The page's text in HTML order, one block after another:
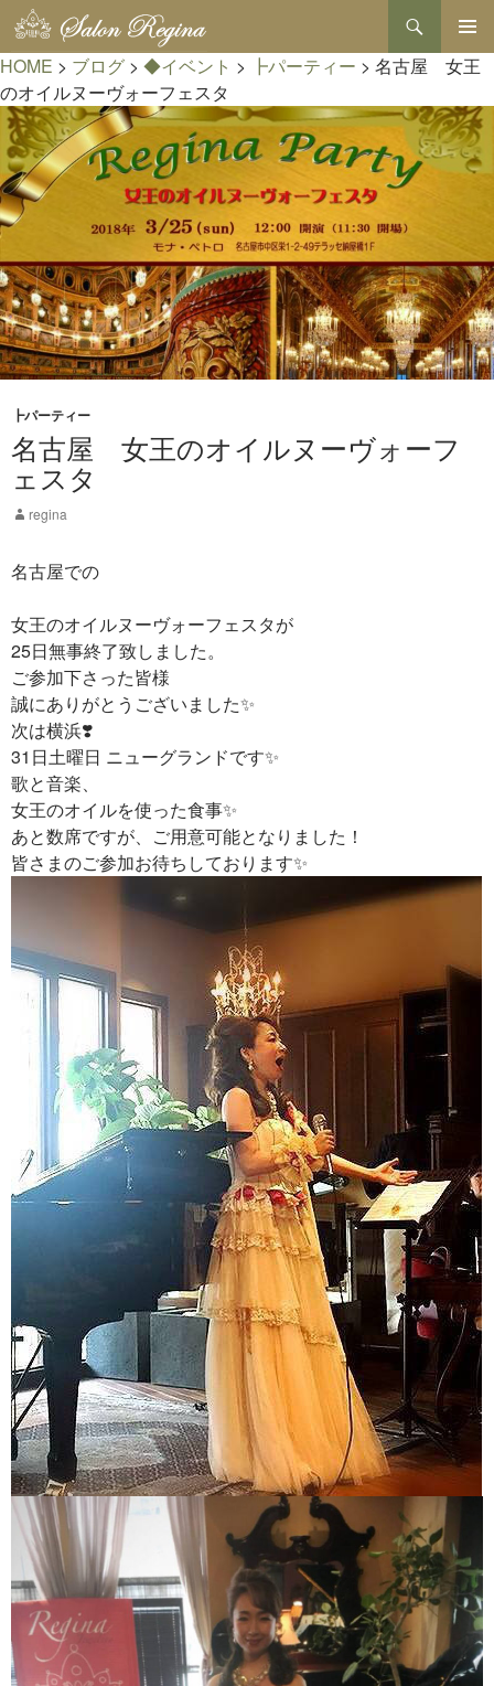
検
索
メインメ
ニュー
ン
ン
ツ
へ
ス
キ
プ
HOME > ブログ > ◆イベント > ┣パーティー > 名古屋 女王
のオイルヌーヴォーフェスタ
┣パーティー
名古屋 女王のオイルヌーヴォーフ
ェスタ
regina
名古屋での
女王のオイルヌーヴォーフェスタが
25日無事終了致しました。
ご参加下さった皆様
誠にありがとうございました✨
次は横浜❣️
31日土曜日 ニューグランドです✨
歌と音楽、
女王のオイルを使った食事✨
あと数席ですが、ご用意可能となりました！
皆さまのご参加お待ちしております✨